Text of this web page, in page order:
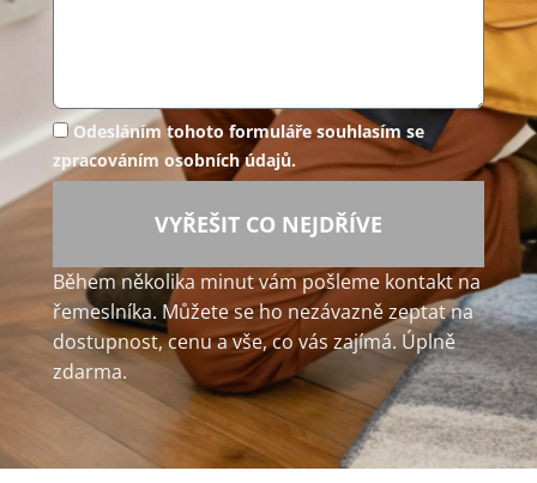
Odesláním tohoto formuláře souhlasím se
zpracováním osobních údajů.
VYŘEŠIT CO NEJDŘÍVE
Během několika minut vám pošleme kontakt na
řemeslníka. Můžete se ho nezávazně zeptat na
dostupnost, cenu a vše, co vás zajímá. Úplně
zdarma.